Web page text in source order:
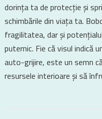
dorința ta de protecție și
schimbările din viața ta.
fragilitatea, dar și
puternic. Fie că visul indică
auto-grijire, este un semn
resursele interioare și să